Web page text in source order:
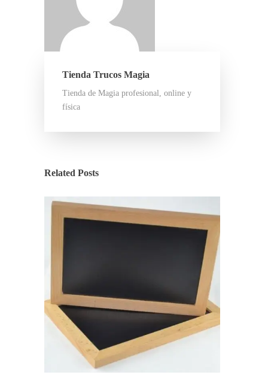
Tienda Trucos Magia
Tienda de Magia profesional, online y
física
Related Posts